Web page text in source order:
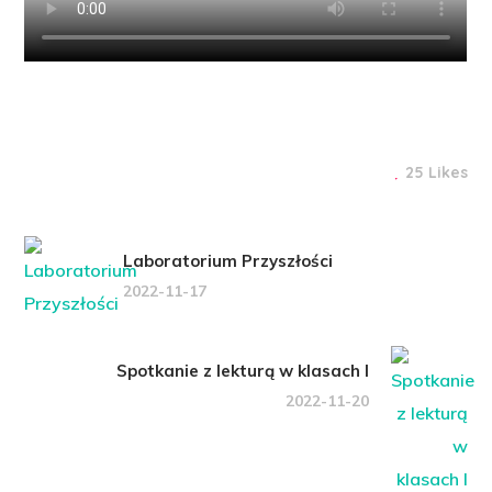
25 Likes
Laboratorium Przyszłości
2022-11-17
Spotkanie z lekturą w klasach I
2022-11-20